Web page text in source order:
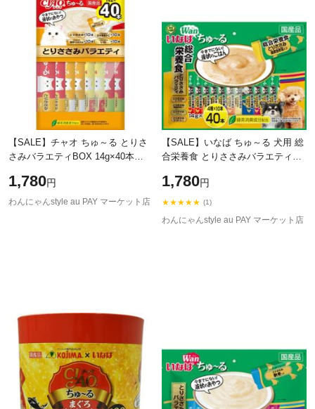
【SALE】チャオ ちゅ～る とりさ
さみバラエティBOX 14g×40本
1,780円
わんにゃんstyle au PAY マーケット店
【SALE】いなば ちゅ～る 犬用 総
合栄養食 とりささみバラエティ
1,780円
★★★★★ (1)
わんにゃんstyle au PAY マーケット店